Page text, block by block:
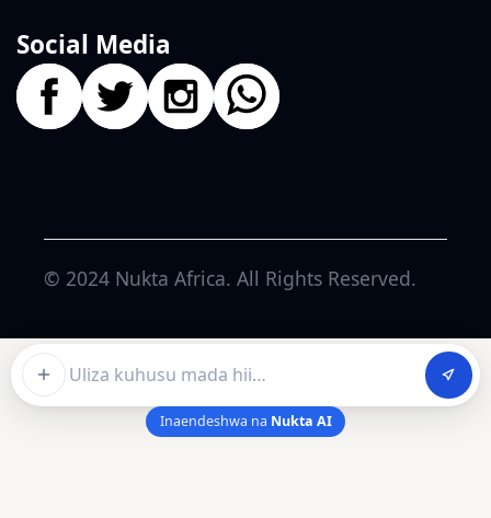
Ask about this article
Inaendeshwa na Nukta AI
Social Media
© 2024 Nukta Africa. All Rights Reserved.